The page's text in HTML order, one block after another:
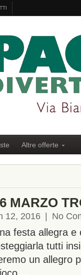
Altre offerte
MARZO
12, 2016 No
festa allegra
tutti
un allegro